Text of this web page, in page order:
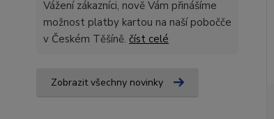
Vážení zákazníci, nově Vám přinášíme
možnost platby kartou na naší pobočče
v Českém Těšíně. číst celé
Zobrazit všechny novinky